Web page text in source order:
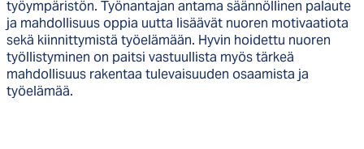
työympäristön. Työnantajan antama säännöllinen palaute
ja mahdollisuus oppia uutta lisäävät nuoren motivaatiota
sekä kiinnittymistä työelämään. Hyvin hoidettu nuoren
työllistyminen on paitsi vastuullista myös tärkeä
mahdollisuus rakentaa tulevaisuuden osaamista ja
työelämää.